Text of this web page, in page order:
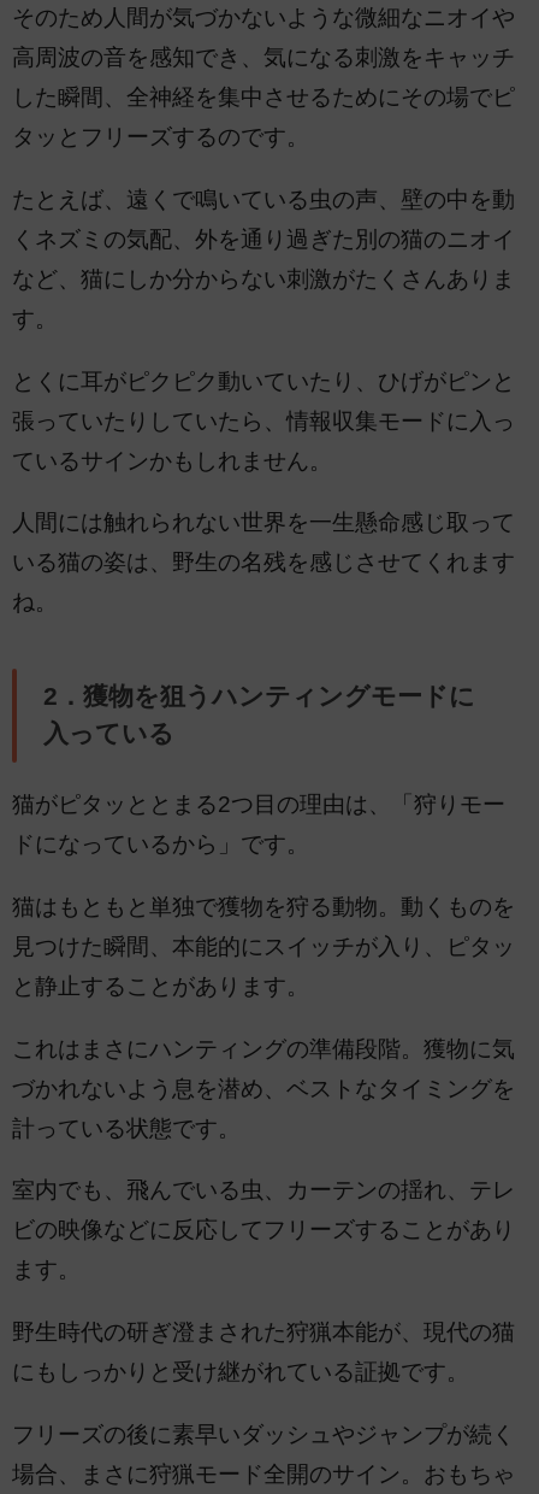
そのため人間が気づかないような微細なニオイや
高周波の音を感知でき、気になる刺激をキャッチ
した瞬間、全神経を集中させるためにその場でピ
タッとフリーズするのです。
たとえば、遠くで鳴いている虫の声、壁の中を動
くネズミの気配、外を通り過ぎた別の猫のニオイ
など、猫にしか分からない刺激がたくさんありま
す。
とくに耳がピクピク動いていたり、ひげがピンと
張っていたりしていたら、情報収集モードに入っ
ているサインかもしれません。
人間には触れられない世界を一生懸命感じ取って
いる猫の姿は、野生の名残を感じさせてくれます
ね。
2．獲物を狙うハンティングモードに
入っている
猫がピタッととまる2つ目の理由は、「狩りモー
ドになっているから」です。
猫はもともと単独で獲物を狩る動物。動くものを
見つけた瞬間、本能的にスイッチが入り、ピタッ
と静止することがあります。
これはまさにハンティングの準備段階。獲物に気
づかれないよう息を潜め、ベストなタイミングを
計っている状態です。
室内でも、飛んでいる虫、カーテンの揺れ、テレ
ビの映像などに反応してフリーズすることがあり
ます。
野生時代の研ぎ澄まされた狩猟本能が、現代の猫
にもしっかりと受け継がれている証拠です。
フリーズの後に素早いダッシュやジャンプが続く
場合、まさに狩猟モード全開のサイン。おもちゃ